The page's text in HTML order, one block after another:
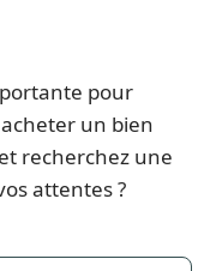
pour
un bien
recherchez une
attentes ?